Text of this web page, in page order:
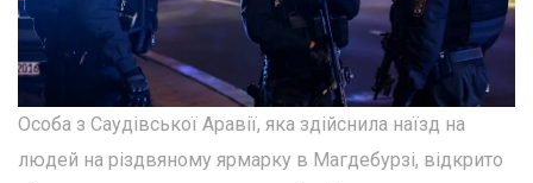
Особа з Саудівської Аравії, яка здійснила наїзд на
людей на різдвяному ярмарку в Магдебурзі, відкрито